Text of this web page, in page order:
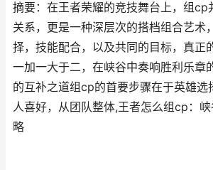
摘要：在王者荣耀的竞技舞台上，组cp
关系，更是一种深层次的搭档组合艺术
择，技能配合，以及共同的目标，真正
一加一大于二，在峡谷中奏响胜利乐章
的互补之道组cp的首要步骤在于英雄选
人喜好，从团队整体,王者怎么组cp：
略